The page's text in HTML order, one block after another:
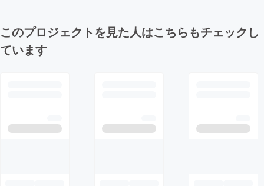
このプロジェクトを見た人はこちらもチェックし
ています